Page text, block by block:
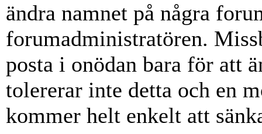
ändra namnet på några
forumadministratören.
posta i onödan bara för att
tolererar inte detta och en
kommer helt enkelt att